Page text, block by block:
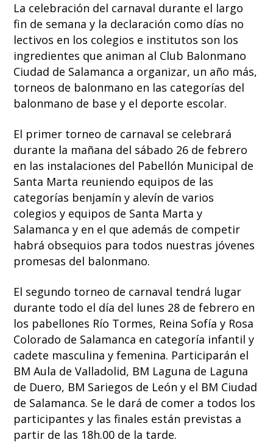
La celebración del carnaval durante el largo
fin de semana y la declaración como días no
lectivos en los colegios e institutos son los
ingredientes que animan al Club Balonmano
Ciudad de Salamanca a organizar, un año más,
torneos de balonmano en las categorías del
balonmano de base y el deporte escolar.
El primer torneo de carnaval se celebrará
durante la mañana del sábado 26 de febrero
en las instalaciones del Pabellón Municipal de
Santa Marta reuniendo equipos de las
categorías benjamín y alevín de varios
colegios y equipos de Santa Marta y
Salamanca y en el que además de competir
habrá obsequios para todos nuestras jóvenes
promesas del balonmano.
El segundo torneo de carnaval tendrá lugar
durante todo el día del lunes 28 de febrero en
los pabellones Río Tormes, Reina Sofía y Rosa
Colorado de Salamanca en categoría infantil y
cadete masculina y femenina. Participarán el
BM Aula de Valladolid, BM Laguna de Laguna
de Duero, BM Sariegos de León y el BM Ciudad
de Salamanca. Se le dará de comer a todos los
participantes y las finales están previstas a
partir de las 18h.00 de la tarde.